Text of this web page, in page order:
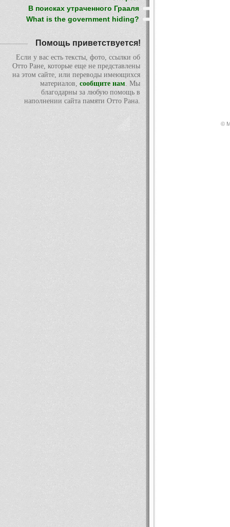
В поисках утраченного Грааля
What is the government hiding?
Помощь приветствуется!
Если у вас есть тексты, фото, ссылки об
Отто Ране, которые еще не представлены
на этом сайте, или переводы имеющихся
материалов, сообщите нам. Мы
благодарны за любую помощь в
наполнении сайта памяти Отто Рана.
©